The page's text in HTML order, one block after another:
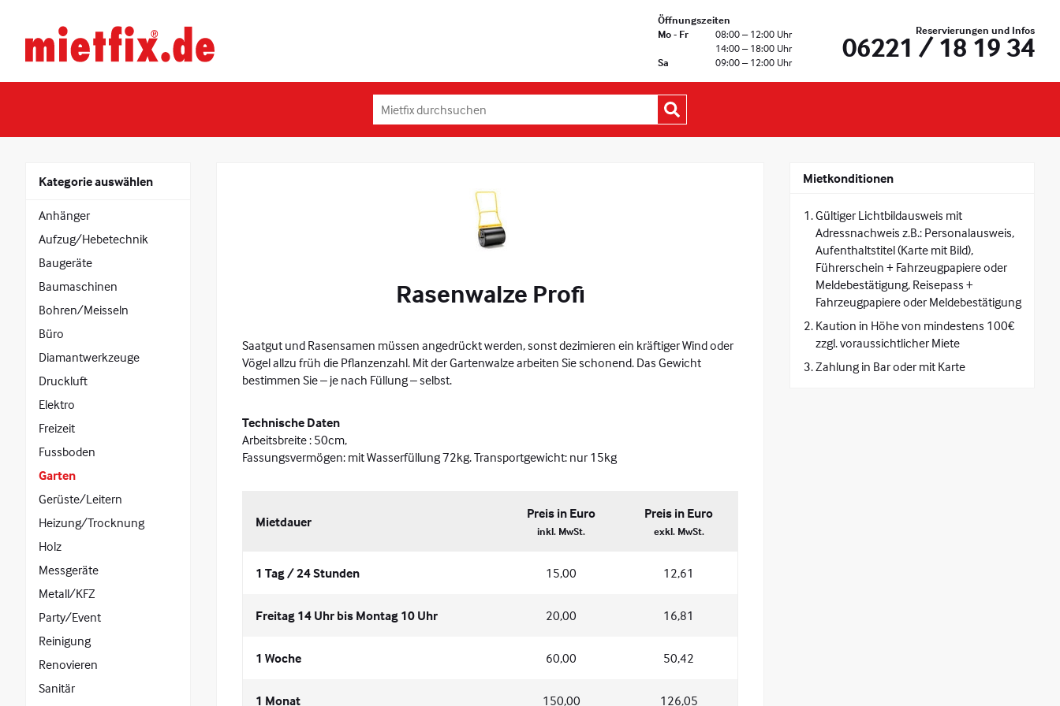
springenGeräte
und
Maschinen
Heidelberg
Öffnungszeiten
Mo - Fr
08:00 – 12:00 Uhr
14:00 – 18:00 Uhr
Sa
09:00 – 12:00 Uhr
Reservierungen und Infos
06221 / 18 19 34
durchsuchen:
Kategorie auswählen
Anhänger
Aufzug/Hebetechnik
Baugeräte
Baumaschinen
Bohren/Meisseln
Büro
Diamantwerkzeuge
Druckluft
Elektro
Freizeit
Fussboden
Garten
Gerüste/Leitern
Heizung/Trocknung
Holz
Messgeräte
Metall/KFZ
Party/Event
Reinigung
Renovieren
Sanitär
Rasenwalze Profi
Saatgut und Rasensamen müssen angedrückt werden, sonst dezimieren ein kräftiger Wind oder
Vögel allzu früh die Pflanzenzahl. Mit der Gartenwalze arbeiten Sie schonend. Das Gewicht
bestimmen Sie – je nach Füllung – selbst.
Technische Daten
Arbeitsbreite : 50cm,
Fassungsvermögen: mit Wasserfüllung 72kg. Transportgewicht: nur 15kg
Mietdauer
Preis in Euro
inkl. MwSt.
Preis in Euro
exkl. MwSt.
1 Tag / 24 Stunden 15,00 12,61
Freitag 14 Uhr bis Montag 10 Uhr 20,00 16,81
1 Woche 60,00 50,42
1 Monat 150,00 126,05
Mietkonditionen
Gültiger Lichtbildausweis mit
Adressnachweis z.B.: Personalausweis,
Aufenthaltstitel (Karte mit Bild),
Führerschein + Fahrzeugpapiere oder
Meldebestätigung, Reisepass +
Fahrzeugpapiere oder Meldebestätigung
Kaution in Höhe von mindestens 100€
zzgl. voraussichtlicher Miete
Zahlung in Bar oder mit Karte